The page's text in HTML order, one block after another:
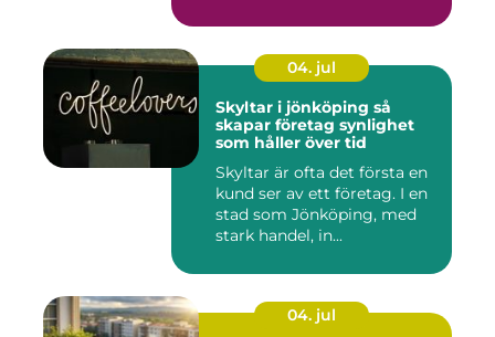
04. jul
Skyltar i jönköping så
skapar företag synlighet
som håller över tid
Skyltar är ofta det första en
kund ser av ett företag. I en
stad som Jönköping, med
stark handel, in...
04. jul